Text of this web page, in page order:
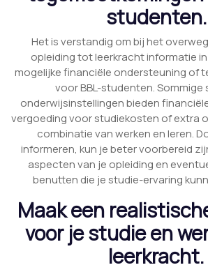
studenten.
Het is verstandig om bij het
opleiding tot leerkracht informatie
mogelijke financiële ondersteuning of
voor BBL-studenten.
onderwijsinstellingen bieden
vergoeding voor studiekosten of extra
combinatie van werken en leren.
informeren, kun je beter voorbereid
aspecten van je opleiding en
benutten die je studie-ervaring
Maak een
voor je studie en
leerkracht.